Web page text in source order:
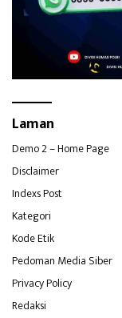
Laman
Demo 2 – Home Page
Disclaimer
Indexs Post
Kategori
Kode Etik
Pedoman Media Siber
Privacy Policy
Redaksi